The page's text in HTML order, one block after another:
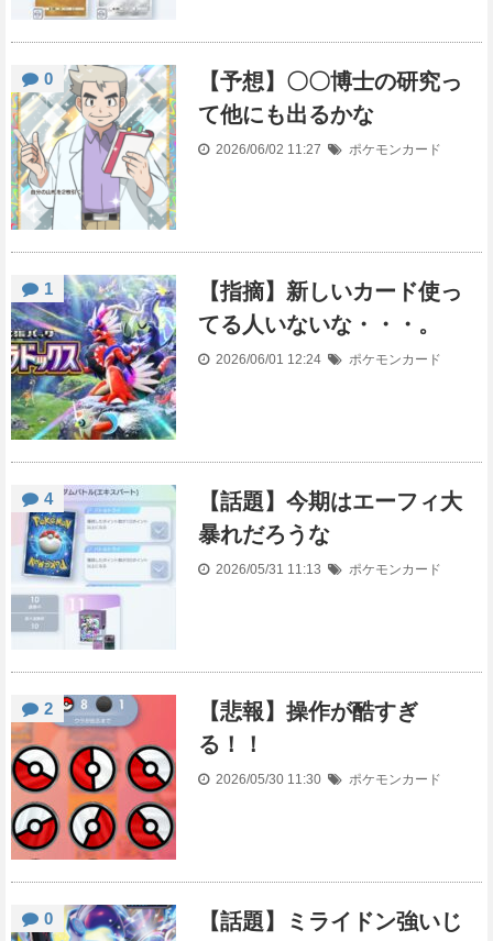
0
【予想】〇〇博士の研究っ
て他にも出るかな
2026/06/02 11:27 ポケモンカード
1
【指摘】新しいカード使っ
てる人いないな・・・。
2026/06/01 12:24 ポケモンカード
4
【話題】今期はエーフィ大
暴れだろうな
2026/05/31 11:13 ポケモンカード
2
【悲報】操作が酷すぎ
る！！
2026/05/30 11:30 ポケモンカード
0 【話題】ミライドン強いじ